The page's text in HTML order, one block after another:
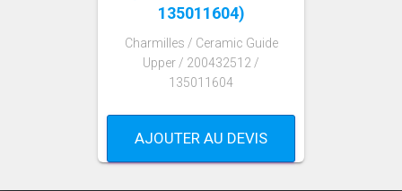
135011604)
Charmilles / Ceramic Guide
Upper / 200432512 /
135011604
AJOUTER AU DEVIS